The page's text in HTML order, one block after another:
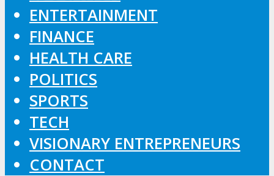
ENTERTAINMENT
FINANCE
HEALTH CARE
POLITICS
SPORTS
TECH
VISIONARY ENTREPRENEURS
CONTACT